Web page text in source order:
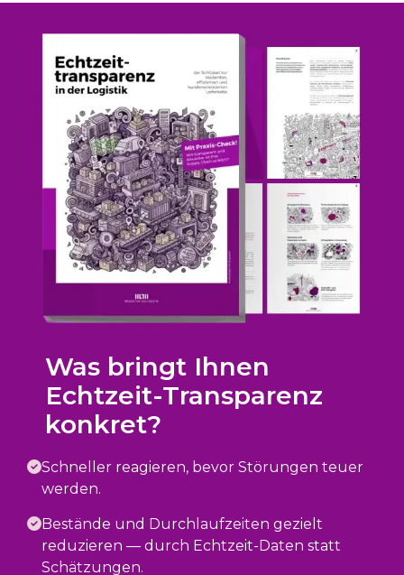
Was bringt Ihnen
Echtzeit-Transparenz
konkret?
Schneller reagieren, bevor Störungen teuer
werden.
Bestände und Durchlaufzeiten gezielt
reduzieren — durch Echtzeit-Daten statt
Schätzungen.